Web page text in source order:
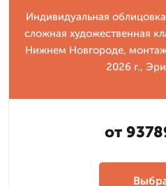
Индивидуальная
сложная художественная
Нижнем Новгороде,
2026 г.,
от